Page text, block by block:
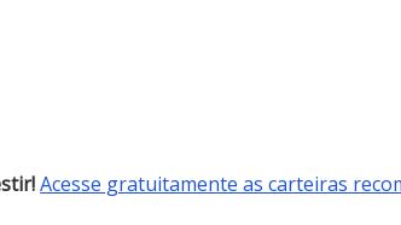
Acesse gratuitamente as carteiras